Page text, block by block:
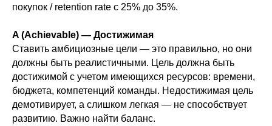
покупок / retention rate с 25% до 35%.
A (Achievable) — Достижимая
Ставить амбициозные цели — это правильно, но они
должны быть реалистичными. Цель должна быть
достижимой с учетом имеющихся ресурсов: времени,
бюджета, компетенций команды. Недостижимая цель
демотивирует, а слишком легкая — не способствует
развитию. Важно найти баланс.